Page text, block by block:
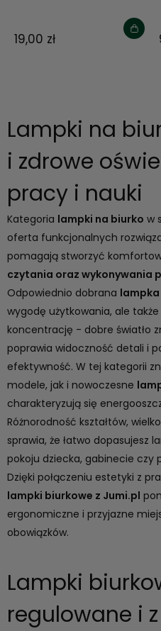
19,00 zł
Lampki na
i zdrowe
pracy i nauki
Kategoria lampki na biurko w
oferta funkcjonalnych
pomagają stworzyć
czytania oraz wykonywania
Odpowiednio dobrana
wygodę użytkowania, ale
koncentrację - dobre światło
poprawia widoczność detali i
efektywność. W tej kategorii
modele, jak i nowoczesne
charakteryzują się
Różnorodność kształtów,
sprawia, że łatwo dopasujesz
pokoju dziecka, gabinecie czy
Dzięki połączeniu estetyki z
lampki biurkowe z Jumi.pl
ergonomiczne i przyjazne
obowiązków.
Lampki
regulowane i